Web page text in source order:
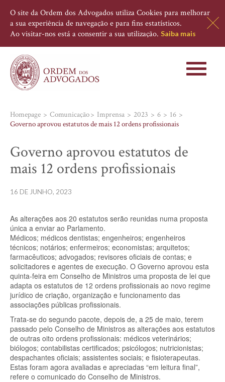
O site da Ordem dos Advogados utiliza Cookies para melhorar
a sua experiência de navegação e para fins estatísticos.
Ao visitar-nos está a consentir a sua utilização. Saiba mais
Toggle
Homepage Comunicação Imprensa 2023 6
16
Governo aprovou estatutos de mais 12 ordens profissionais
Governo aprovou estatutos de
mais 12 ordens profissionais
16 DE JUNHO, 2023
As alterações aos 20 estatutos serão reunidas numa proposta
única a enviar ao Parlamento.
Médicos; médicos dentistas; engenheiros; engenheiros
técnicos; notários; enfermeiros; economistas; arquitetos;
farmacêuticos; advogados; revisores oficiais de contas; e
solicitadores e agentes de execução. O Governo aprovou esta
quinta-feira em Conselho de Ministros uma proposta de lei que
adapta os estatutos de 12 ordens profissionais ao novo regime
jurídico de criação, organização e funcionamento das
associações públicas profissionais.
Trata-se do segundo pacote, depois de, a 25 de maio, terem
passado pelo Conselho de Ministros as alterações aos estatutos
de outras oito ordens profissionais: médicos veterinários;
biólogos; contabilistas certificados; psicólogos; nutricionistas;
despachantes oficiais; assistentes sociais; e fisioterapeutas.
Estas foram agora avaliadas e apreciadas “em leitura final”,
refere o comunicado do Conselho de Ministros.